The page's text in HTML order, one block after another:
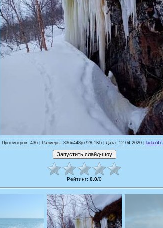
Просмотров: 436 | Размеры: 336x448px/28.1Kb | Дата: 12.04.2020 |
Рейтинг: 0.0/0